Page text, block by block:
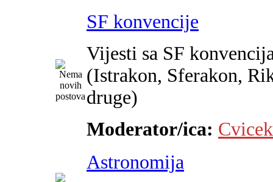
SF konvencije
Vijesti sa SF
(Istrakon, Sferakon,
druge)
Moderator/ica: Cvicek
Astronomija